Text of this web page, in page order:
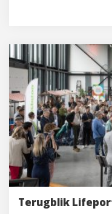
Terugblik